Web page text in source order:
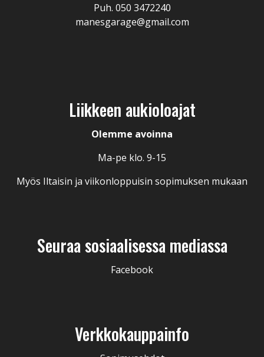
Puh. 050 3472240
manesgarage@gmail.com
Liikkeen aukioloajat
Olemme avoinna
Ma-pe klo. 9-15
Myös Iltaisin ja viikonloppuisin sopimuksen mukaan
Seuraa sosiaalisessa mediassa
Facebook
Verkkokauppainfo